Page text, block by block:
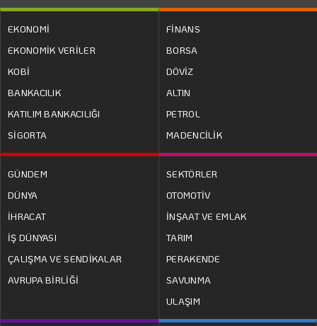
EKONOMİ
EKONOMİK VERİLER
KOBİ
BANKACILIK
KATILIM BANKACILIĞI
SİGORTA
FİNANS
BORSA
DÖVİZ
ALTIN
PETROL
MADENCİLİK
GÜNDEM
DÜNYA
İHRACAT
İŞ DÜNYASI
ÇALIŞMA VE SENDİKALAR
AVRUPA BİRLİĞİ
SEKTÖRLER
OTOMOTİV
İNŞAAT VE EMLAK
TARIM
PERAKENDE
SAVUNMA
ULAŞIM